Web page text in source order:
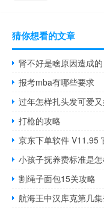
猜你想看的文章
肾不好是啥原因造成的
报考mba有哪些要求
过年怎样扎头发可爱
打枪的攻略
小孩子抚养费标准是
割绳子面包15关攻略
航海王中汉库克第几